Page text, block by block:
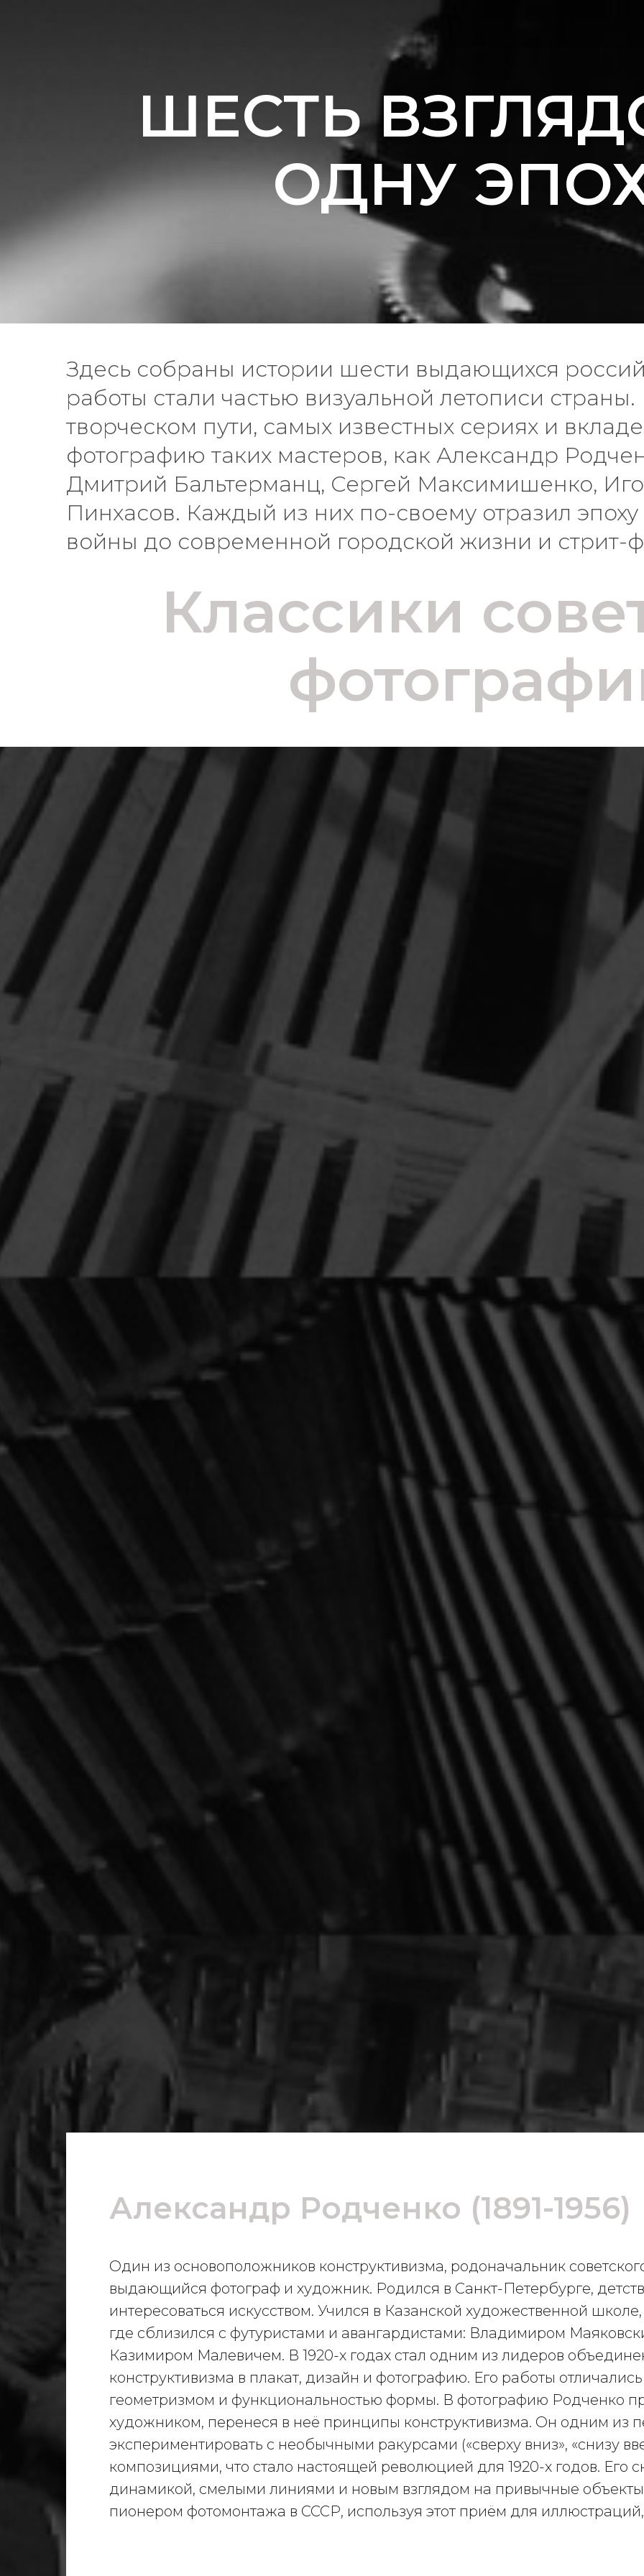
ШЕСТЬ
ОДНУ
Здесь собраны истории шести выдающихся
работы стали частью визуальной летописи
творческом пути, самых известных сериях и
фотографию таких мастеров, как Александр
Дмитрий Бальтерманц, Сергей Максимишенко,
Пинхасов. Каждый из них по-своему отразил
войны до современной городской жизни и стрит-
Классики
Александр Родченко (1891-1956)
Один из основоположников конструктивизма, родоначальник
выдающийся фотограф и художник. Родился в Санкт-Петербурге,
интересоваться искусством. Учился в Казанской художественной
где сблизился с футуристами и авангардистами: Владимиром
Казимиром Малевичем. В 1920-х годах стал одним из лидеров
конструктивизма в плакат, дизайн и фотографию. Его работы
геометризмом и функциональностью формы. В фотографию Родченко
художником, перенеся в неё принципы конструктивизма. Он одним из
экспериментировать с необычными ракурсами («сверху вниз», «снизу
композициями, что стало настоящей революцией для 1920-х годов. Его
динамикой, смелыми линиями и новым взглядом на привычные
пионером фотомонтажа в СССР, используя этот приём для